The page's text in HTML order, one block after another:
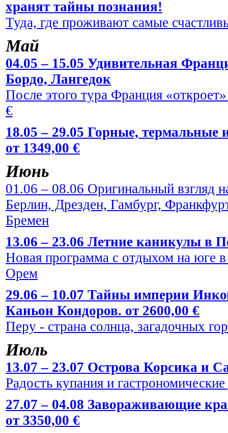
хранят тайны познания!
Туда, где проживают самые
Май
04.05 – 15.05 Удивительная
Бордо, Лангедок
После этого тура Франция
€
18.05 – 29.05 Горные,
от 1349,00 €
Июнь
01.06 – 08.06 Оригинальный взгляд
Берлин, Дрезден, Гамбург,
Бремен
13.06 – 23.06 Летние каникулы в
Новая программа с отдыхом на юге
Орем
29.06 – 10.07 Тайны империи
Каньон Кондоров. от 2600,00 €
Перу - страна солнца, загадочных
Июль
13.07 – 23.07 Острова Корсика и
Радость купания и
27.07 – 04.08 Завораживающие
от 3350,00 €